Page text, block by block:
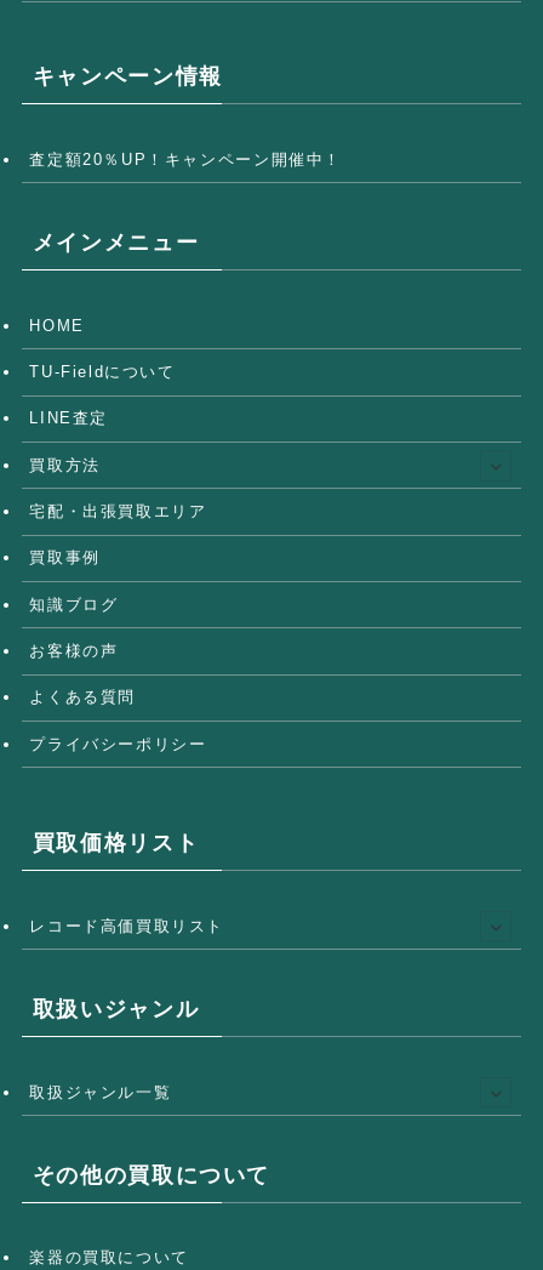
キャンペーン情報
査定額20％UP！キャンペーン開催中！
メインメニュー
HOME
TU-Fieldについて
LINE査定
買取方法
宅配・出張買取エリア
買取事例
知識ブログ
お客様の声
よくある質問
プライバシーポリシー
買取価格リスト
レコード高価買取リスト
取扱いジャンル
取扱ジャンル一覧
その他の買取について
楽器の買取について